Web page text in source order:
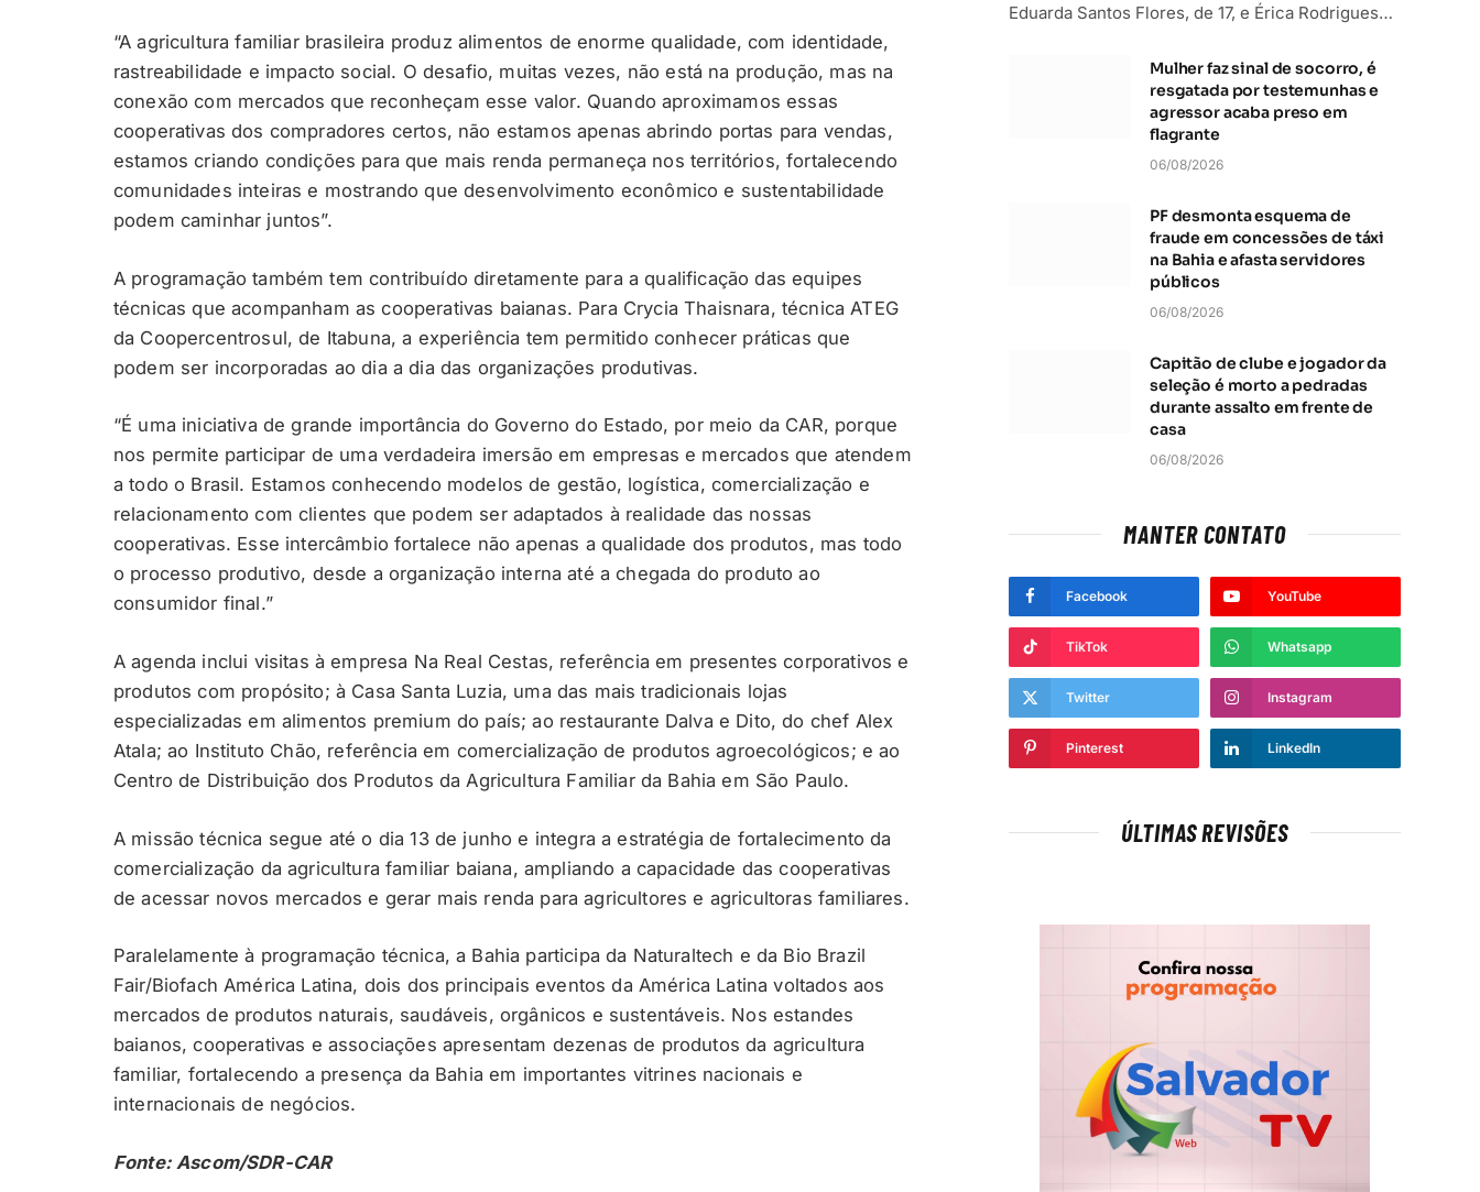
“A agricultura familiar brasileira produz alimentos de enorme qualidade, com identidade,
rastreabilidade e impacto social. O desafio, muitas vezes, não está na produção, mas na
conexão com mercados que reconheçam esse valor. Quando aproximamos essas
cooperativas dos compradores certos, não estamos apenas abrindo portas para vendas,
estamos criando condições para que mais renda permaneça nos territórios, fortalecendo
comunidades inteiras e mostrando que desenvolvimento econômico e sustentabilidade
podem caminhar juntos”.
A programação também tem contribuído diretamente para a qualificação das equipes
técnicas que acompanham as cooperativas baianas. Para Crycia Thaisnara, técnica ATEG
da Coopercentrosul, de Itabuna, a experiência tem permitido conhecer práticas que
podem ser incorporadas ao dia a dia das organizações produtivas.
“É uma iniciativa de grande importância do Governo do Estado, por meio da CAR, porque
nos permite participar de uma verdadeira imersão em empresas e mercados que atendem
a todo o Brasil. Estamos conhecendo modelos de gestão, logística, comercialização e
relacionamento com clientes que podem ser adaptados à realidade das nossas
cooperativas. Esse intercâmbio fortalece não apenas a qualidade dos produtos, mas todo
o processo produtivo, desde a organização interna até a chegada do produto ao
consumidor final.”
A agenda inclui visitas à empresa Na Real Cestas, referência em presentes corporativos e
produtos com propósito; à Casa Santa Luzia, uma das mais tradicionais lojas
especializadas em alimentos premium do país; ao restaurante Dalva e Dito, do chef Alex
Atala; ao Instituto Chão, referência em comercialização de produtos agroecológicos; e ao
Centro de Distribuição dos Produtos da Agricultura Familiar da Bahia em São Paulo.
A missão técnica segue até o dia 13 de junho e integra a estratégia de fortalecimento da
comercialização da agricultura familiar baiana, ampliando a capacidade das cooperativas
de acessar novos mercados e gerar mais renda para agricultores e agricultoras familiares.
Paralelamente à programação técnica, a Bahia participa da Naturaltech e da Bio Brazil
Fair/Biofach América Latina, dois dos principais eventos da América Latina voltados aos
mercados de produtos naturais, saudáveis, orgânicos e sustentáveis. Nos estandes
baianos, cooperativas e associações apresentam dezenas de produtos da agricultura
familiar, fortalecendo a presença da Bahia em importantes vitrines nacionais e
internacionais de negócios.
Fonte: Ascom/SDR-CAR
Eduarda Santos Flores, de 17, e Érica Rodrigues…
Mulher faz sinal de socorro, é
resgatada por testemunhas e
agressor acaba preso em
flagrante
06/08/2026
PF desmonta esquema de
fraude em concessões de táxi
na Bahia e afasta servidores
públicos
06/08/2026
Capitão de clube e jogador da
seleção é morto a pedradas
durante assalto em frente de
casa
06/08/2026
MANTER CONTATO
Facebook YouTube
TikTok Whatsapp
Twitter Instagram
Pinterest LinkedIn
ÚLTIMAS REVISÕES